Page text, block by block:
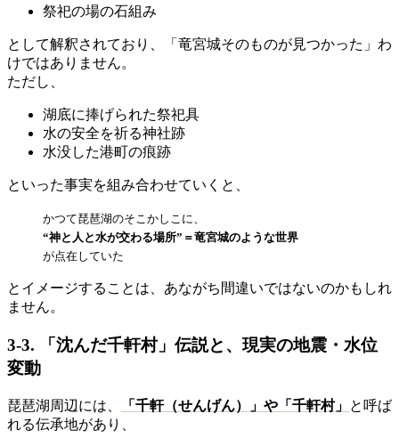
祭祀の場の石組み
として解釈されており、「竜宮城そのものが見つかった」わ
けではありません。
ただし、
湖底に捧げられた祭祀具
水の安全を祈る神社跡
水没した港町の痕跡
といった事実を組み合わせていくと、
かつて琵琶湖のそこかしこに、
“神と人と水が交わる場所”＝竜宮城のような世界
が点在していた
とイメージすることは、あながち間違いではないのかもしれ
ません。
3-3. 「沈んだ千軒村」伝説と、現実の地震・水位
変動
琵琶湖周辺には、 「千軒（せんげん）」や「千軒村」 と呼ば
れる伝承地があり、